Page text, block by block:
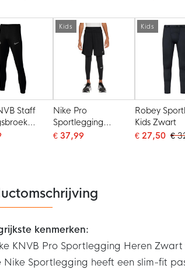
Staff
Wit
Kids
Nike Pro
Sportlegging
Jongens Zwart Wit
€ 37,99
Kids
Robey
Kids Zwart
€ 27,50 €
kenmerken:
KNVB Pro Sportlegging Heren
Nike Sportlegging heeft een slim-fit